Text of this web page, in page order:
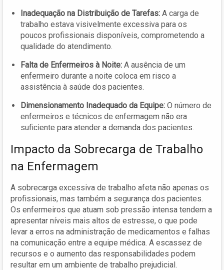
Inadequação na Distribuição de Tarefas: A carga de
trabalho estava visivelmente excessiva para os
poucos profissionais disponíveis, comprometendo a
qualidade do atendimento.
Falta de Enfermeiros à Noite: A ausência de um
enfermeiro durante a noite coloca em risco a
assistência à saúde dos pacientes.
Dimensionamento Inadequado da Equipe: O número de
enfermeiros e técnicos de enfermagem não era
suficiente para atender a demanda dos pacientes.
Impacto da Sobrecarga de Trabalho
na Enfermagem
A sobrecarga excessiva de trabalho afeta não apenas os
profissionais, mas também a segurança dos pacientes.
Os enfermeiros que atuam sob pressão intensa tendem a
apresentar níveis mais altos de estresse, o que pode
levar a erros na administração de medicamentos e falhas
na comunicação entre a equipe médica. A escassez de
recursos e o aumento das responsabilidades podem
resultar em um ambiente de trabalho prejudicial.